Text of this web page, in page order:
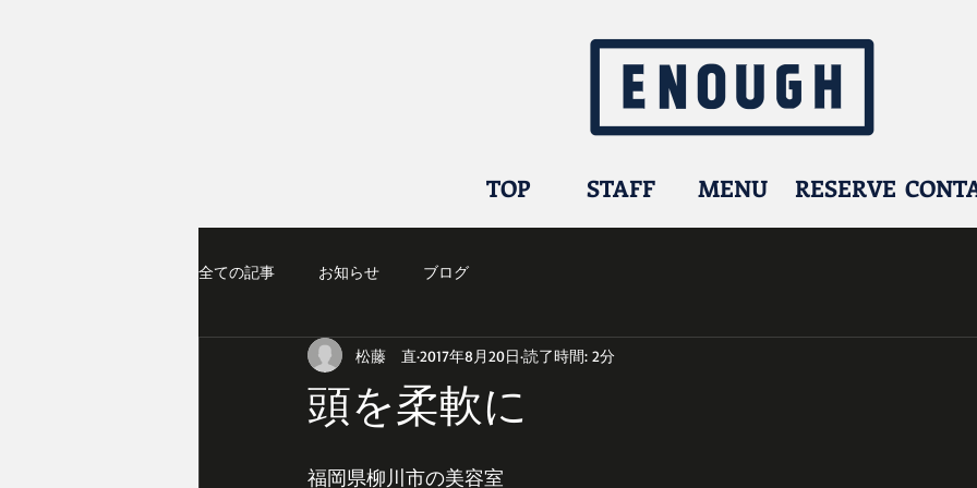
TOP STAFF MENU RESERVE
全ての記事 お知らせ ブログ
頭を柔軟に
松藤 直 2017年8月20日 読了時間: 2分
福岡県柳川市の美容室